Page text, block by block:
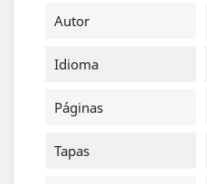
Autor
Idioma
Páginas
Tapas